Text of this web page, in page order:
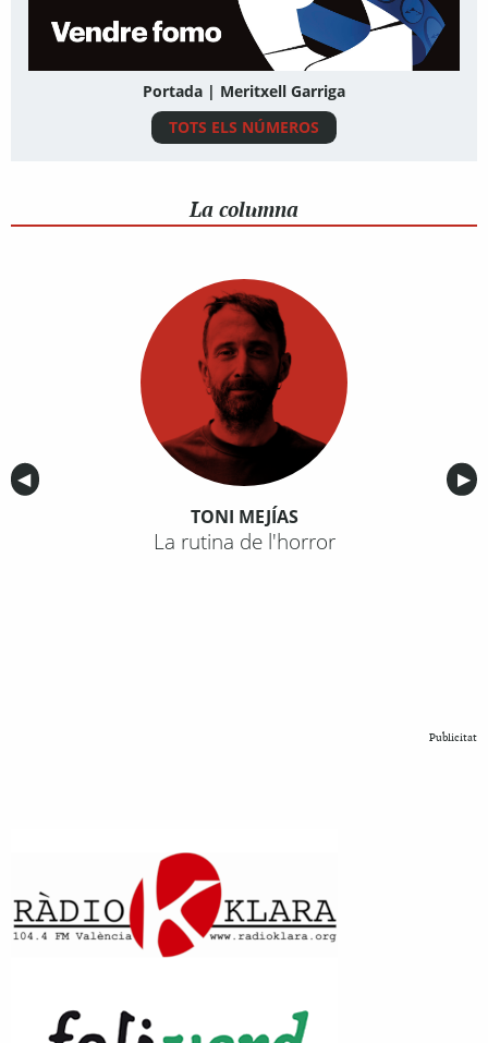
Portada | Meritxell Garriga
TOTS ELS NÚMEROS
La columna
Anterior
◀︎ ▶︎
TONI MEJÍAS
La rutina de l'horror
Publicitat